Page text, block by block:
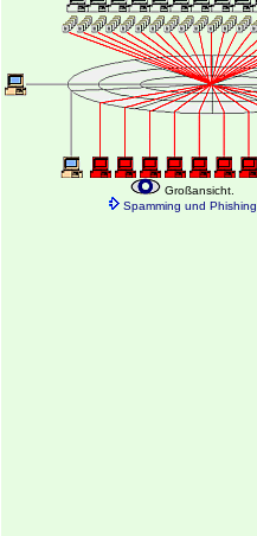
Großansicht.
Spamming und Phishing